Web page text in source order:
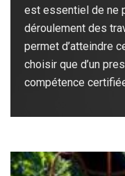
est essentiel de ne
déroulement des
permet d’atteindre
choisir que d’un
compétence